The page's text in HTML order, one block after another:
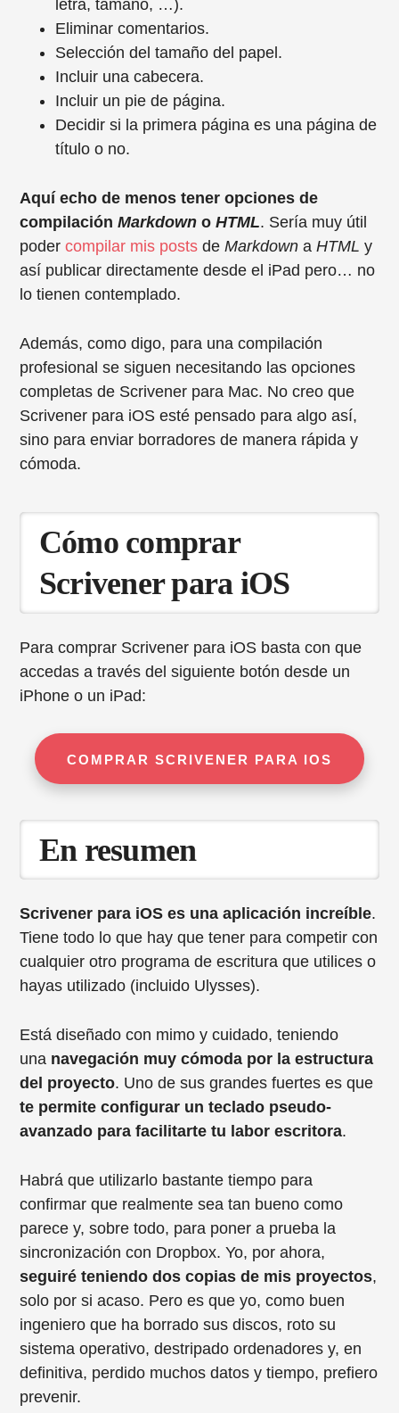
letra, tamaño, …).
Eliminar comentarios.
Selección del tamaño del papel.
Incluir una cabecera.
Incluir un pie de página.
Decidir si la primera página es una página de
título o no.
Aquí echo de menos tener opciones de
compilaciónMarkdown oHTML. Sería muy útil
poder compilar mis postsdeMarkdown aHTML y
así publicar directamente desde el iPad pero… no
lo tienen contemplado.
Además, como digo, para una compilación
profesional se siguen necesitando las opciones
completas de Scrivener para Mac. No creo que
Scrivener para iOS esté pensado para algo así,
sino para enviar borradores de manera rápida y
cómoda.
Cómo comprar
Scrivener para iOS
Para comprar Scrivener para iOS basta con que
accedas a través del siguiente botón desde un
iPhone o un iPad:
COMPRAR SCRIVENER PARA IOS
En resumen
Scrivener para iOS es una aplicación increíble.
Tiene todo lo que hay que tener para competir con
cualquier otro programa de escritura que utilices o
hayas utilizado (incluido Ulysses).
Está diseñado con mimo y cuidado, teniendo
una navegación muy cómoda por la estructura
del proyecto. Uno de sus grandes fuertes es que
te permite configurar un teclado pseudo-
avanzado para facilitarte tu labor escritora.
Habrá que utilizarlo bastante tiempo para
confirmar que realmente sea tan bueno como
parece y, sobre todo, para poner a prueba la
sincronización con Dropbox. Yo, por ahora,
seguiré teniendo dos copias de mis proyectos,
solo por si acaso. Pero es que yo, como buen
ingeniero que ha borrado sus discos, roto su
sistema operativo, destripado ordenadores y, en
definitiva, perdido muchos datos y tiempo, prefiero
prevenir.